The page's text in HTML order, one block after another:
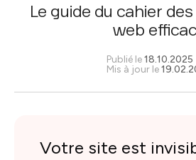
Le guide du cahier
web
Publié le18.10.2025
Mis à jour le
Votre site est